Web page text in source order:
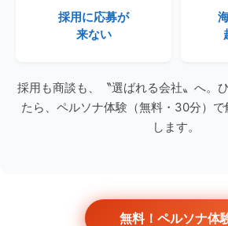
採用に応募が
来ない
採用も商談も、〝選ばれる会社〟へ。
たら、ペルソナ体験（無料・30分）
します。
無料！ペルソナ体